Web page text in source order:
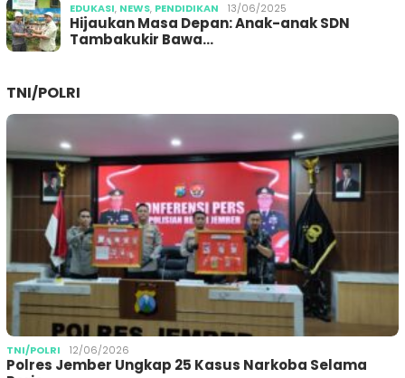
EDUKASI, NEWS, PENDIDIKAN 13/06/2025
Hijaukan Masa Depan: Anak-anak SDN
Tambakukir Bawa…
TNI/POLRI
TNI/POLRI 12/06/2026
Polres Jember Ungkap 25 Kasus Narkoba Selama